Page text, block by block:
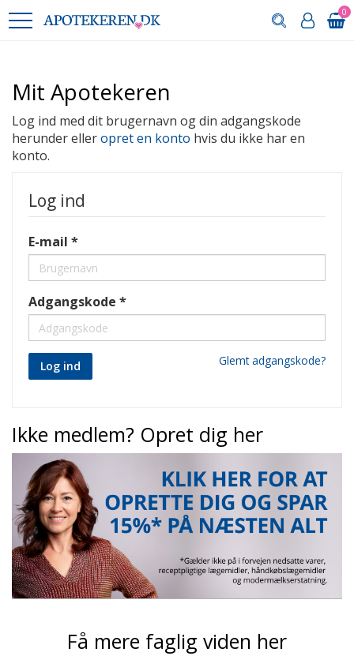
0
Mit Apotekeren
Log ind med dit brugernavn og din adgangskode
herunder elleropret en konto hvis du ikke har en
konto.
Log ind
E-mail
Adgangskode
Log ind Glemt adgangskode?
Ikke medlem? Opret dig her
Få mere faglig viden her